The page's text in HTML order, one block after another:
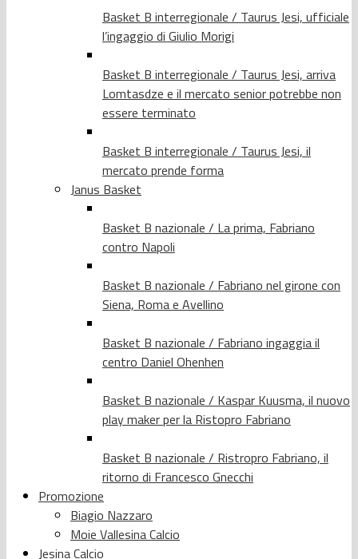
Basket B interregionale / Taurus Jesi, ufficiale
l’ingaggio di Giulio Morigi
Basket B interregionale / Taurus Jesi, arriva
Lomtasdze e il mercato senior potrebbe non
essere terminato
Basket B interregionale / Taurus Jesi, il
mercato prende forma
Janus Basket
Basket B nazionale / La prima, Fabriano
contro Napoli
Basket B nazionale / Fabriano nel girone con
Siena, Roma e Avellino
Basket B nazionale / Fabriano ingaggia il
centro Daniel Ohenhen
Basket B nazionale / Kaspar Kuusma, il nuovo
play maker per la Ristopro Fabriano
Basket B nazionale / Ristropro Fabriano, il
ritorno di Francesco Gnecchi
Promozione
Biagio Nazzaro
Moie Vallesina Calcio
Jesina Calcio